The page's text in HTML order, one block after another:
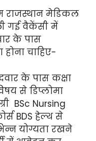
राजस्थान मेडिकल
गई वैकेंसी में
के पास
चाहिए-
के पास कक्षा
से डिप्लोमा
BSc Nursing
BDS हेल्थ से
योग्यता रखने